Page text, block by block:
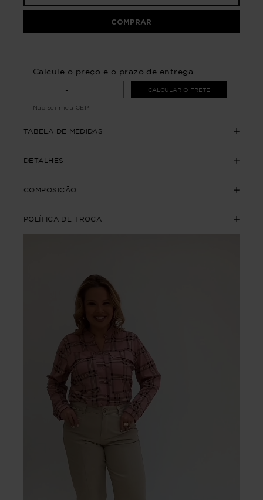
COMPRAR
Calcule o preço e o prazo de entrega
CALCULAR O FRETE
Não sei meu CEP
TABELA DE MEDIDAS
DETALHES
COMPOSIÇÃO
POLÍTICA DE TROCA